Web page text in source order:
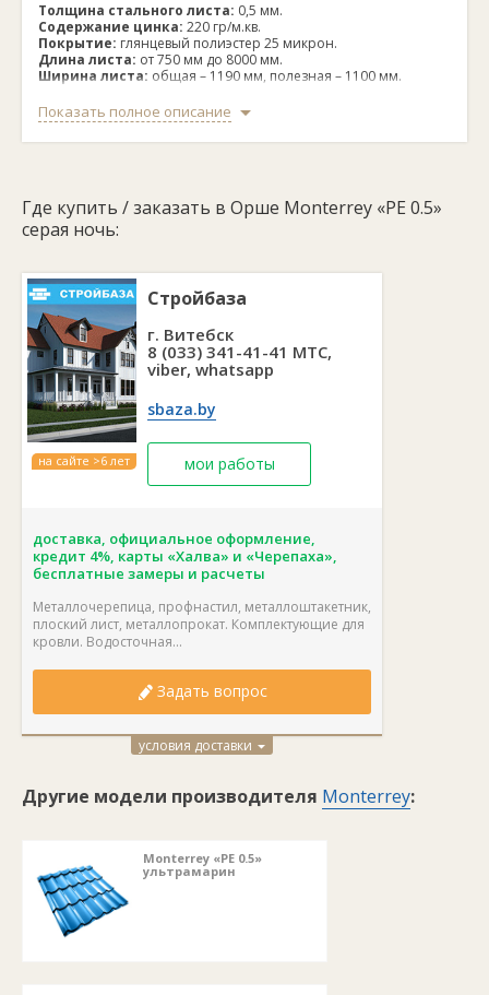
Толщина стального листа: 0,5 мм.
Содержание цинка: 220 гр/м.кв.
Покрытие: глянцевый полиэстер 25 микрон.
Длина листа: от 750 мм до 8000 мм.
Ширина листа: общая – 1190 мм, полезная – 1100 мм.
Ширина одного тайла:350 мм.
Металлочерепица Monterrey «PE 0.5» изготавливается из
длиной до восьми метров. Серый глянцевый цвет придает
крыше строгий и в то же время современный вид.
Показать полное описание
Где купить / заказать в Орше Monterrey «PE 0.5»
серая ночь:
на сайте >6 лет
Стройбаза
г. Витебск
8 (033) 341-41-41 МТС,
viber, whatsapp
sbaza.by
мои работы
доставка, официальное оформление,
кредит 4%, карты «Халва» и «Черепаха»,
бесплатные замеры и расчеты
Металлочерепица, профнастил, металлоштакетник,
плоский лист, металлопрокат. Комплектующие для
кровли. Водосточная...
Задать вопрос
условия доставки
Другие модели производителя Monterrey:
Monterrey «PE 0.5»
ультрамарин